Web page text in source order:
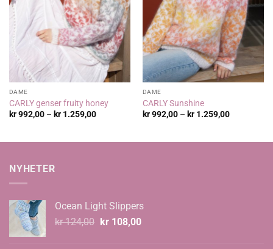
DAME
CARLY genser fruity honey
kr992,00 – kr1.259,00Prisområde:
DAME
CARLY Sunshine
kr992,00 – kr1.259,00
NYHETER
Ocean Light Slippers
kr124,00 Opprinnelig
kr108,00Nåværende